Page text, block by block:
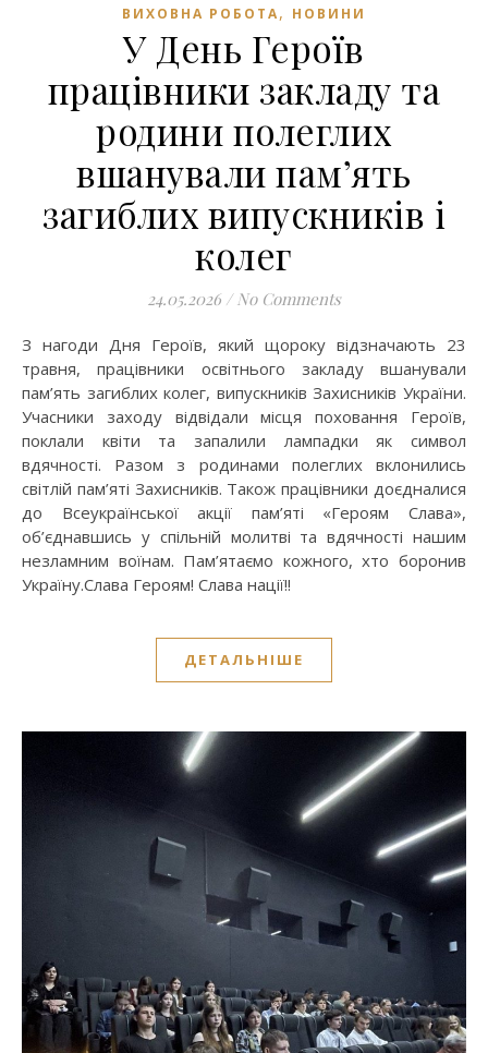
ВИХОВНА РОБОТА, НОВИНИ
У День Героїв
працівники закладу та
родини полеглих
вшанували пам’ять
загиблих випускників і
колег
24.05.2026 / No Comments
З нагоди Дня Героїв, який щороку відзначають 23
травня, працівники освітнього закладу вшанували
пам’ять загиблих колег, випускників Захисників України.
Учасники заходу відвідали місця поховання Героїв,
поклали квіти та запалили лампадки як символ
вдячності. Разом з родинами полеглих вклонились
світлій пам’яті Захисників. Також працівники доєдналися
до Всеукраїнської акції пам’яті «Героям Слава»,
об’єднавшись у спільній молитві та вдячності нашим
незламним воїнам. Пам’ятаємо кожного, хто боронив
Україну.Слава Героям! Слава нації!!
ДЕТАЛЬНІШЕ